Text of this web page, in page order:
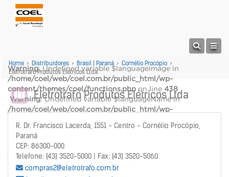
Warning: Undefined variable $languageImage in
/home/coel/web/coel.com.br/public_html/wp-
content/themes/coel/functions.php on line 438
Warning: Undefined variable $languageName in
/home/coel/web/coel.com.br/public_html/wp-
alt="" />
Warning
/home/coel/web/coel.com.br/public_html/wp-
content/themes/coel/functions.phpon line
Home > Distribuidores > Brasil | Paraná > Cornélio Procópio >
Eletrotrafo Produtos Elétricos Ltda
Eletrotrafo Produtos Elétricos Ltda
R. Dr. Francisco Lacerda, 1551 - Centro - Cornélio Procópio,
Paraná
CEP: 86300-000
Telefone: (43) 3520-5000 | Fax: (43) 3520-5060
compras2@eletrotrafo.com.br